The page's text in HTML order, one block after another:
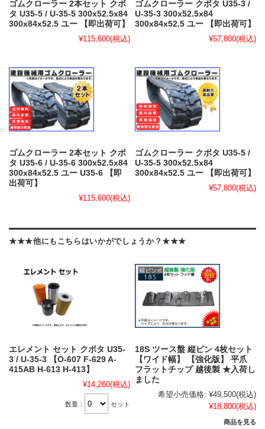
ゴムクローラー 2本セット クボ
タ U35-5 / U-35-5 300x52.5x84
300x84x52.5 ユー 【即出荷可】
¥115,600(税込)
ゴムクローラー クボタ U35-3 /
U-35-3 300x52.5x84
300x84x52.5 ユー 【即出荷可】
¥57,800(税込)
ゴムクローラー 2本セット クボ
タ U35-6 / U-35-6 300x52.5x84
300x84x52.5 ユー U35-6 【即
出荷可】
¥115,600(税込)
ゴムクローラー クボタ U35-5 /
U-35-5 300x52.5x84
300x84x52.5 ユー 【即出荷可】
¥57,800(税込)
★★★他にもこちらはいかがでしょうか？★★★
エレメント セット クボタ U35-
3 / U-35-3 【O-607 F-629 A-
415AB H-613 H-413】
¥14,260(税込)
数量： セット
18S ツース盤 縦ピン 4枚セット
【ワイド幅】 【強化版】 平爪
フラットチップ 越後製 ★入荷し
ました
希望小売価格: ¥49,500(税込)
¥18,800(税込)
商品を見る